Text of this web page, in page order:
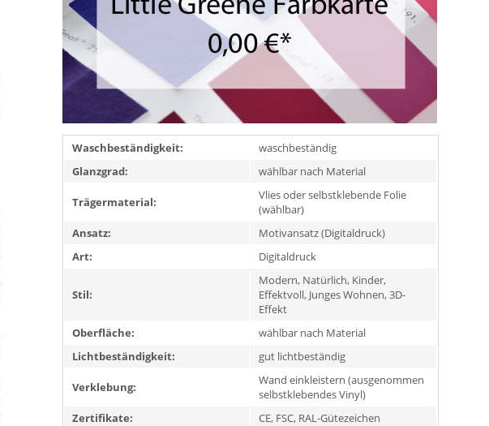
Waschbeständigkeit:
waschbeständig
Glanzgrad:
wählbar nach Material
Trägermaterial:
Vlies oder selbstklebende Folie
(wählbar)
Ansatz:
Motivansatz (Digitaldruck)
Art:
Digitaldruck
Stil:
Modern, Natürlich, Kinder,
Effektvoll, Junges Wohnen, 3D-
Effekt
Oberfläche:
wählbar nach Material
Lichtbeständigkeit:
gut lichtbeständig
Verklebung:
Wand einkleistern (ausgenommen
selbstklebendes Vinyl)
Zertifikate:
CE, FSC, RAL-Gütezeichen